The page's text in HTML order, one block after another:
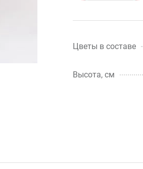
Цветы в составе
Высота, см